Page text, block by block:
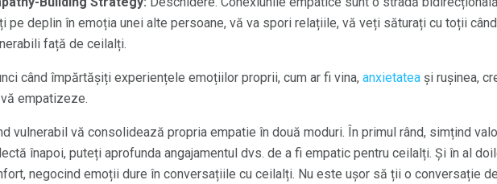
pe deplin în emoția unei alte persoane, vă va spori relațiile, vă veți săturați cu toții
față de ceilalți.
când împărtășiți experiențele emoțiilor proprii, cum ar fi vina, anxietatea și rușinea,
empatizeze.
vulnerabil vă consolidează propria empatie în două moduri. În primul rând, simțind
înapoi, puteți aprofunda angajamentul dvs. de a fi empatic pentru ceilalți. Și în al
negocind emoții dure în conversațiile cu ceilalți. Nu este ușor să ții o conversație